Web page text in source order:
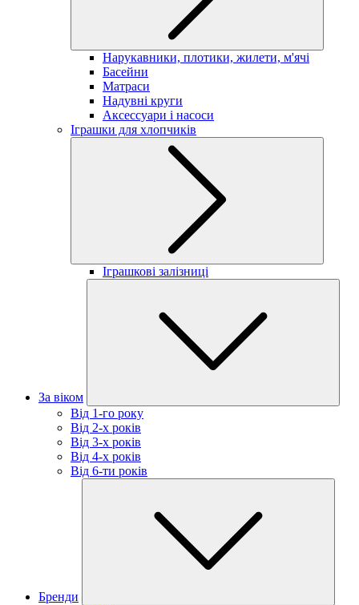
Нарукавники, плотики, жилети, м'ячі
Басейни
Матраси
Надувні круги
Аксессуари і насоси
Іграшки для хлопчиків
Іграшкові залізниці
За віком
Від 1-го року
Від 2-х років
Від 3-х років
Від 4-х років
Від 6-ти років
Бренди